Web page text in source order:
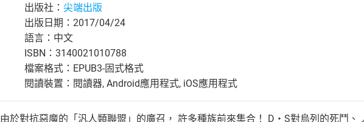
出版社： 尖端出版
出版日期：2017/04/24
語言：中文
ISBN：3140021010788
檔案格式：EPUB3-固式格式
閱讀裝置：閱讀器, Android應用程式, iOS應用程式
由於對抗惡魔的「汎人類聯盟」的廣召， 許多種族前來集合！ D‧S對烏列的死鬥、